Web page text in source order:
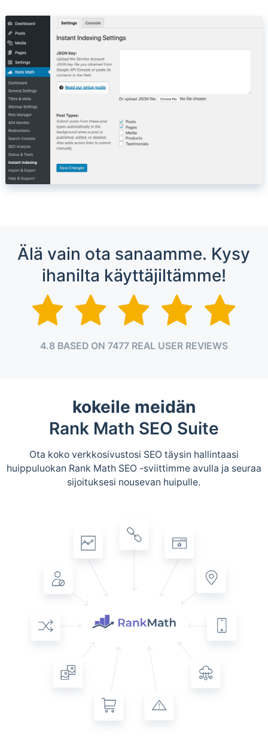
Älä vain ota sanaamme. Kysy
ihanilta käyttäjiltämme!
4.8 BASED ON 7477 REAL USER REVIEWS
kokeile meidän
Rank Math SEO Suite
Ota koko verkkosivustosi SEO täysin hallintaasi
huippuluokan Rank Math SEO -sviittimme avulla ja seuraa
sijoituksesi nousevan huipulle.